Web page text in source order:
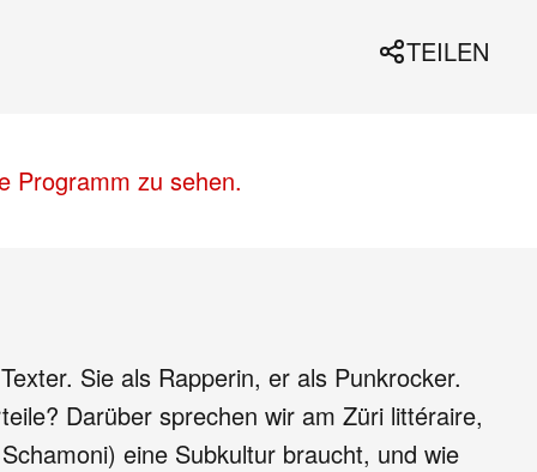
TEILEN
Programm zu sehen.
Sie als Rapperin, er als Punkrocker.
Darüber sprechen wir am Züri littéraire,
eine Subkultur braucht, und wie